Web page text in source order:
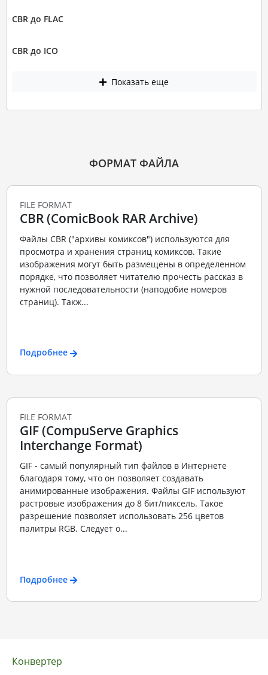
CBR до FLAC
CBR до ICO
Показать еще
ФОРМАТ ФАЙЛА
FILE FORMAT
CBR (ComicBook RAR Archive)
Файлы CBR ("архивы комиксов") используются для
просмотра и хранения страниц комиксов. Такие
изображения могут быть размещены в определенном
порядке, что позволяет читателю прочесть рассказ в
нужной последовательности (наподобие номеров
страниц). Такж...
Подробнее
FILE FORMAT
GIF (CompuServe Graphics
Interchange Format)
GIF - самый популярный тип файлов в Интернете
благодаря тому, что он позволяет создавать
анимированные изображения. Файлы GIF используют
растровые изображения до 8 бит/пиксель. Такое
разрешение позволяет использовать 256 цветов
палитры RGB. Следует о...
Подробнее
Конвертер